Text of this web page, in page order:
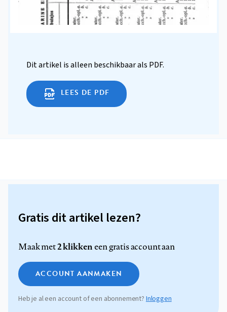
Dit artikel is alleen beschikbaar als PDF.
LEES DE PDF
Gratis dit artikel lezen?
Maak met2 klikkeneen gratis account aan
ACCOUNT AANMAKEN
Heb je al een account of een abonnement? Inloggen